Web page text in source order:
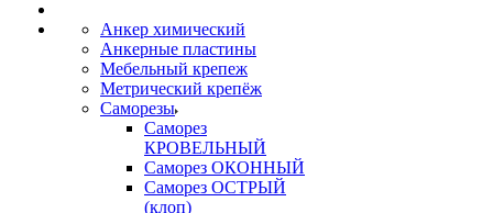
Анкер химический
Анкерные пластины
Мебельный крепеж
Метрический крепёж
Саморезы
Саморез
КРОВЕЛЬНЫЙ
Саморез ОКОННЫЙ
Саморез ОСТРЫЙ
(клоп)